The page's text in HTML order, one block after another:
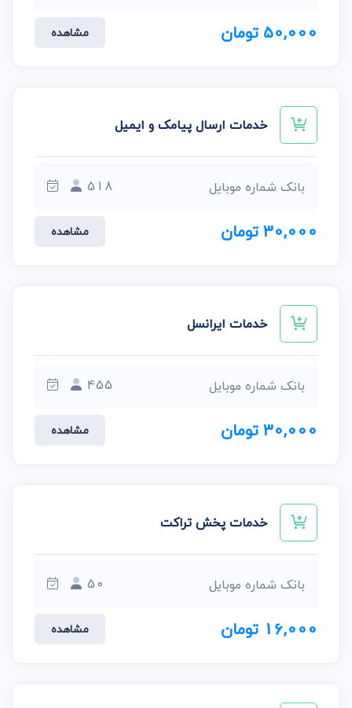
50,000 تومان مشاهده
خدمات ارسال پیامک و ایمیل
بانک شماره موبایل 518
30,000 تومان مشاهده
خدمات ایرانسل
بانک شماره موبایل 455
30,000 تومان مشاهده
خدمات پخش تراکت
بانک شماره موبایل 50
16,000 تومان مشاهده